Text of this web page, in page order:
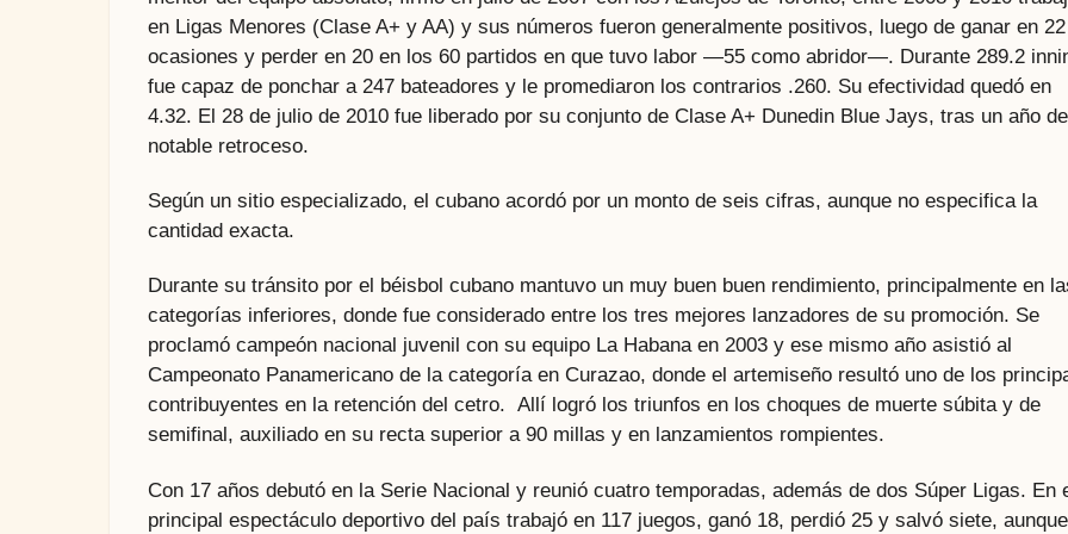
en Ligas Menores (Clase A+ y AA) y sus números fueron generalmente positivos, luego de ganar en 22
ocasiones y perder en 20 en los 60 partidos en que tuvo labor —55 como abridor—. Durante 289.2
fue capaz de ponchar a 247 bateadores y le promediaron los contrarios .260. Su efectividad quedó en
4.32. El 28 de julio de 2010 fue liberado por su conjunto de Clase A+ Dunedin Blue Jays, tras un año de
notable retroceso.
Según un sitio especializado, el cubano acordó por un monto de seis cifras, aunque no especifica la
cantidad exacta.
Durante su tránsito por el béisbol cubano mantuvo un muy buen buen rendimiento, principalmente en
categorías inferiores, donde fue considerado entre los tres mejores lanzadores de su promoción. Se
proclamó campeón nacional juvenil con su equipo La Habana en 2003 y ese mismo año asistió al
Campeonato Panamericano de la categoría en Curazao, donde el artemiseño resultó uno de los
contribuyentes en la retención del cetro. Allí logró los triunfos en los choques de muerte súbita y de
semifinal, auxiliado en su recta superior a 90 millas y en lanzamientos rompientes.
Con 17 años debutó en la Serie Nacional y reunió cuatro temporadas, además de dos Súper Ligas. En
principal espectáculo deportivo del país trabajó en 117 juegos, ganó 18, perdió 25 y salvó siete,